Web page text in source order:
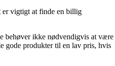
vigtigt at finde en billig
behøver ikke nødvendigvis at være
gode produkter til en lav pris, hvis